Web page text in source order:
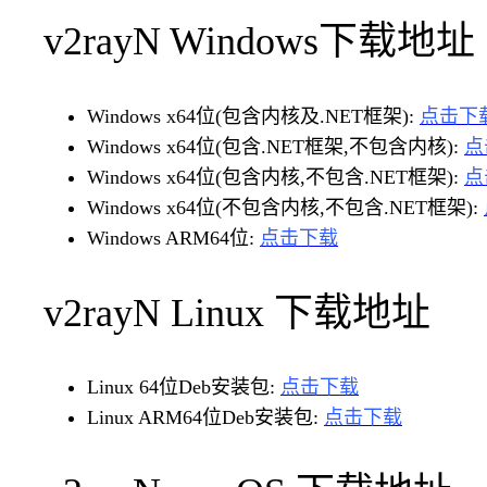
v2rayN Windows下载地址
Windows x64位(包含内核及.NET框架): 点击下
Windows x64位(包含.NET框架,不包含内核):
Windows x64位(包含内核,不包含.NET框架):
Windows x64位(不包含内核,不包含.NET框架):
Windows ARM64位: 点击下载
v2rayN Linux 下载地址
Linux 64位Deb安装包: 点击下载
Linux ARM64位Deb安装包: 点击下载